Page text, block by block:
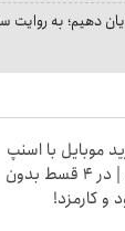
دهیم؛ به روایت
موبایل با اسنپ
پی | در ۴ قسط بدون
و کارمزد!